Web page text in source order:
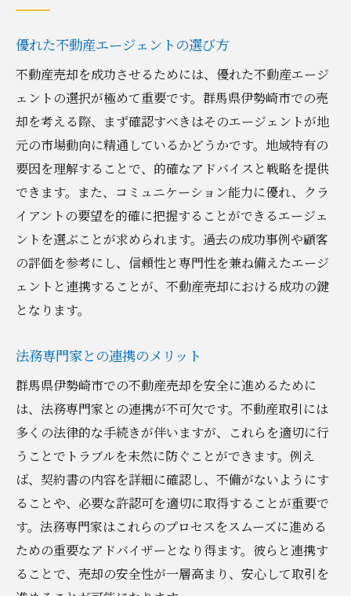
優れた不動産エージェントの選び方
不動産売却を成功させるためには、優れた不動産エージ
ェントの選択が極めて重要です。群馬県伊勢崎市での売
却を考える際、まず確認すべきはそのエージェントが地
元の市場動向に精通しているかどうかです。地域特有の
要因を理解することで、的確なアドバイスと戦略を提供
できます。また、コミュニケーション能力に優れ、クラ
イアントの要望を的確に把握することができるエージェ
ントを選ぶことが求められます。過去の成功事例や顧客
の評価を参考にし、信頼性と専門性を兼ね備えたエージ
ェントと連携することが、不動産売却における成功の鍵
となります。
法務専門家との連携のメリット
群馬県伊勢崎市での不動産売却を安全に進めるために
は、法務専門家との連携が不可欠です。不動産取引には
多くの法律的な手続きが伴いますが、これらを適切に行
うことでトラブルを未然に防ぐことができます。例え
ば、契約書の内容を詳細に確認し、不備がないようにす
ることや、必要な許認可を適切に取得することが重要で
す。法務専門家はこれらのプロセスをスムーズに進める
ための重要なアドバイザーとなり得ます。彼らと連携す
ることで、売却の安全性が一層高まり、安心して取引を